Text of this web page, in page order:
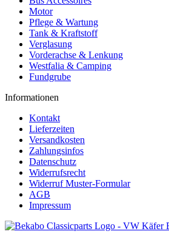
Motor
Pflege & Wartung
Tank & Kraftstoff
Verglasung
Vorderachse & Lenkung
Westfalia & Camping
Fundgrube
Informationen
Kontakt
Lieferzeiten
Versandkosten
Zahlungsinfos
Datenschutz
Widerrufsrecht
Widerruf Muster-Formular
AGB
Impressum